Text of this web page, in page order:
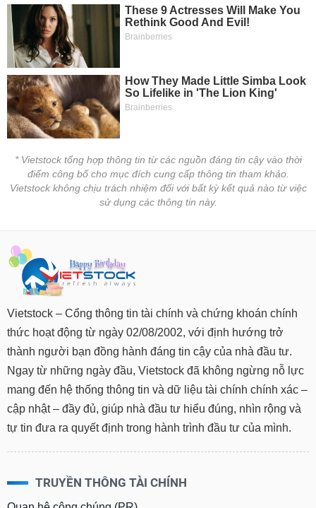
* Vietstock tổng hợp thông tin từ các nguồn đáng tin cậy vào thời
điểm công bố cho mục đích cung cấp thông tin tham khảo.
Vietstock không chịu trách nhiệm đối với bất kỳ kết quả nào từ việc
sử dụng các thông tin này.
Vietstock – Cổng thông tin tài chính và chứng khoán chính
thức hoạt động từ ngày 02/08/2002, với định hướng trở
thành người bạn đồng hành đáng tin cậy của nhà đầu tư.
Ngay từ những ngày đầu, Vietstock đã không ngừng nỗ lực
mang đến hệ thống thông tin và dữ liệu tài chính chính xác –
cập nhật – đầy đủ, giúp nhà đầu tư hiểu đúng, nhìn rộng và
tự tin đưa ra quyết định trong hành trình đầu tư của mình.
TRUYỀN THÔNG TÀI CHÍNH